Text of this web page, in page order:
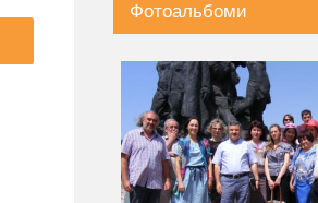
Фотоальбоми